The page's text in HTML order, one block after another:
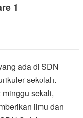
1
ada di SDN
sekolah.
sekali,
ilmu dan